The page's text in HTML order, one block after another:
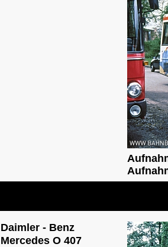
Daimler - Benz
Mercedes O 407